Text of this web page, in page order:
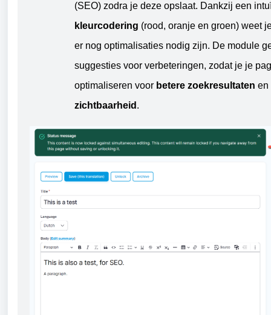
(SEO) zodra je deze opslaat. Dankzij een
kleurcodering (rood, oranje en groen) weet
er nog optimalisaties nodig zijn. De module
suggesties voor verbeteringen, zodat je je
optimaliseren voor betere zoekresultaten en
zichtbaarheid .